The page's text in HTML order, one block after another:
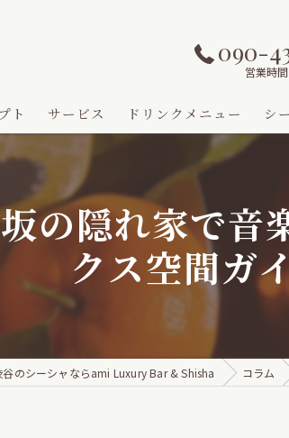
090-
営業時
ト サービス ドリンクメニュー シ
の隠れ家で音
クス空間ガ
谷のシーシャならami Luxury Bar & Shisha コラム